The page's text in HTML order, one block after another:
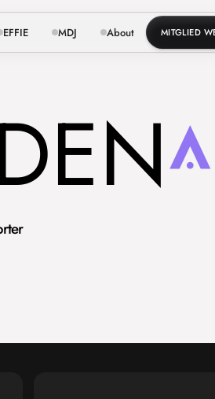
EFFIE MDJ About MITGLIED